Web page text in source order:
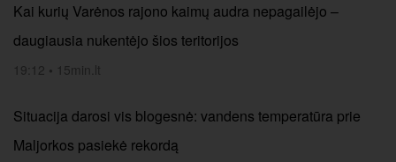
Kai kurių Varėnos rajono kaimų audra nepagailėjo –
daugiausia nukentėjo šios teritorijos
19:12 • 15min.lt
Situacija darosi vis blogesnė: vandens temperatūra prie
Maljorkos pasiekė rekordą